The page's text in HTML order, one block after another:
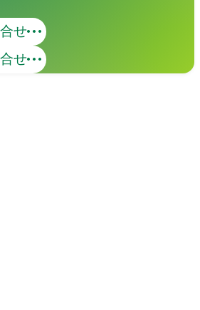
せ
せ
マーケティング